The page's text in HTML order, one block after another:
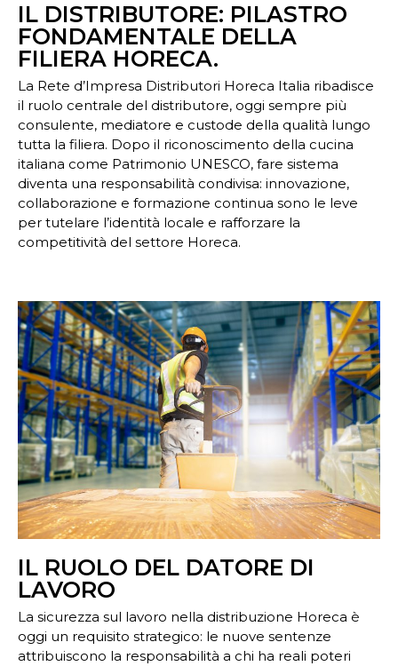
IL DISTRIBUTORE: PILASTRO
FONDAMENTALE DELLA
FILIERA HORECA.
La Rete d’Impresa Distributori Horeca Italia ribadisce
il ruolo centrale del distributore, oggi sempre più
consulente, mediatore e custode della qualità lungo
tutta la filiera. Dopo il riconoscimento della cucina
italiana come Patrimonio UNESCO, fare sistema
diventa una responsabilità condivisa: innovazione,
collaborazione e formazione continua sono le leve
per tutelare l’identità locale e rafforzare la
competitività del settore Horeca.
IL RUOLO DEL DATORE DI
LAVORO
La sicurezza sul lavoro nella distribuzione Horeca è
oggi un requisito strategico: le nuove sentenze
attribuiscono la responsabilità a chi ha reali poteri